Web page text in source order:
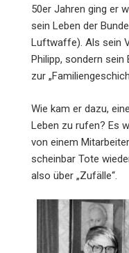
50er Jahren ging er
sein Leben der
Luftwaffe). Als sein
Philipp, sondern sein
zur
Wie kam er dazu,
Leben zu rufen? Es
von einem
scheinbar Tote
also über „Zufälle“.